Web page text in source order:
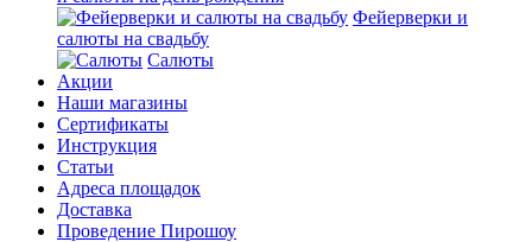
Фейерверки и
салюты на свадьбу
Салюты
Акции
Наши магазины
Сертификаты
Инструкция
Статьи
Адреса площадок
Доставка
Проведение Пирошоу